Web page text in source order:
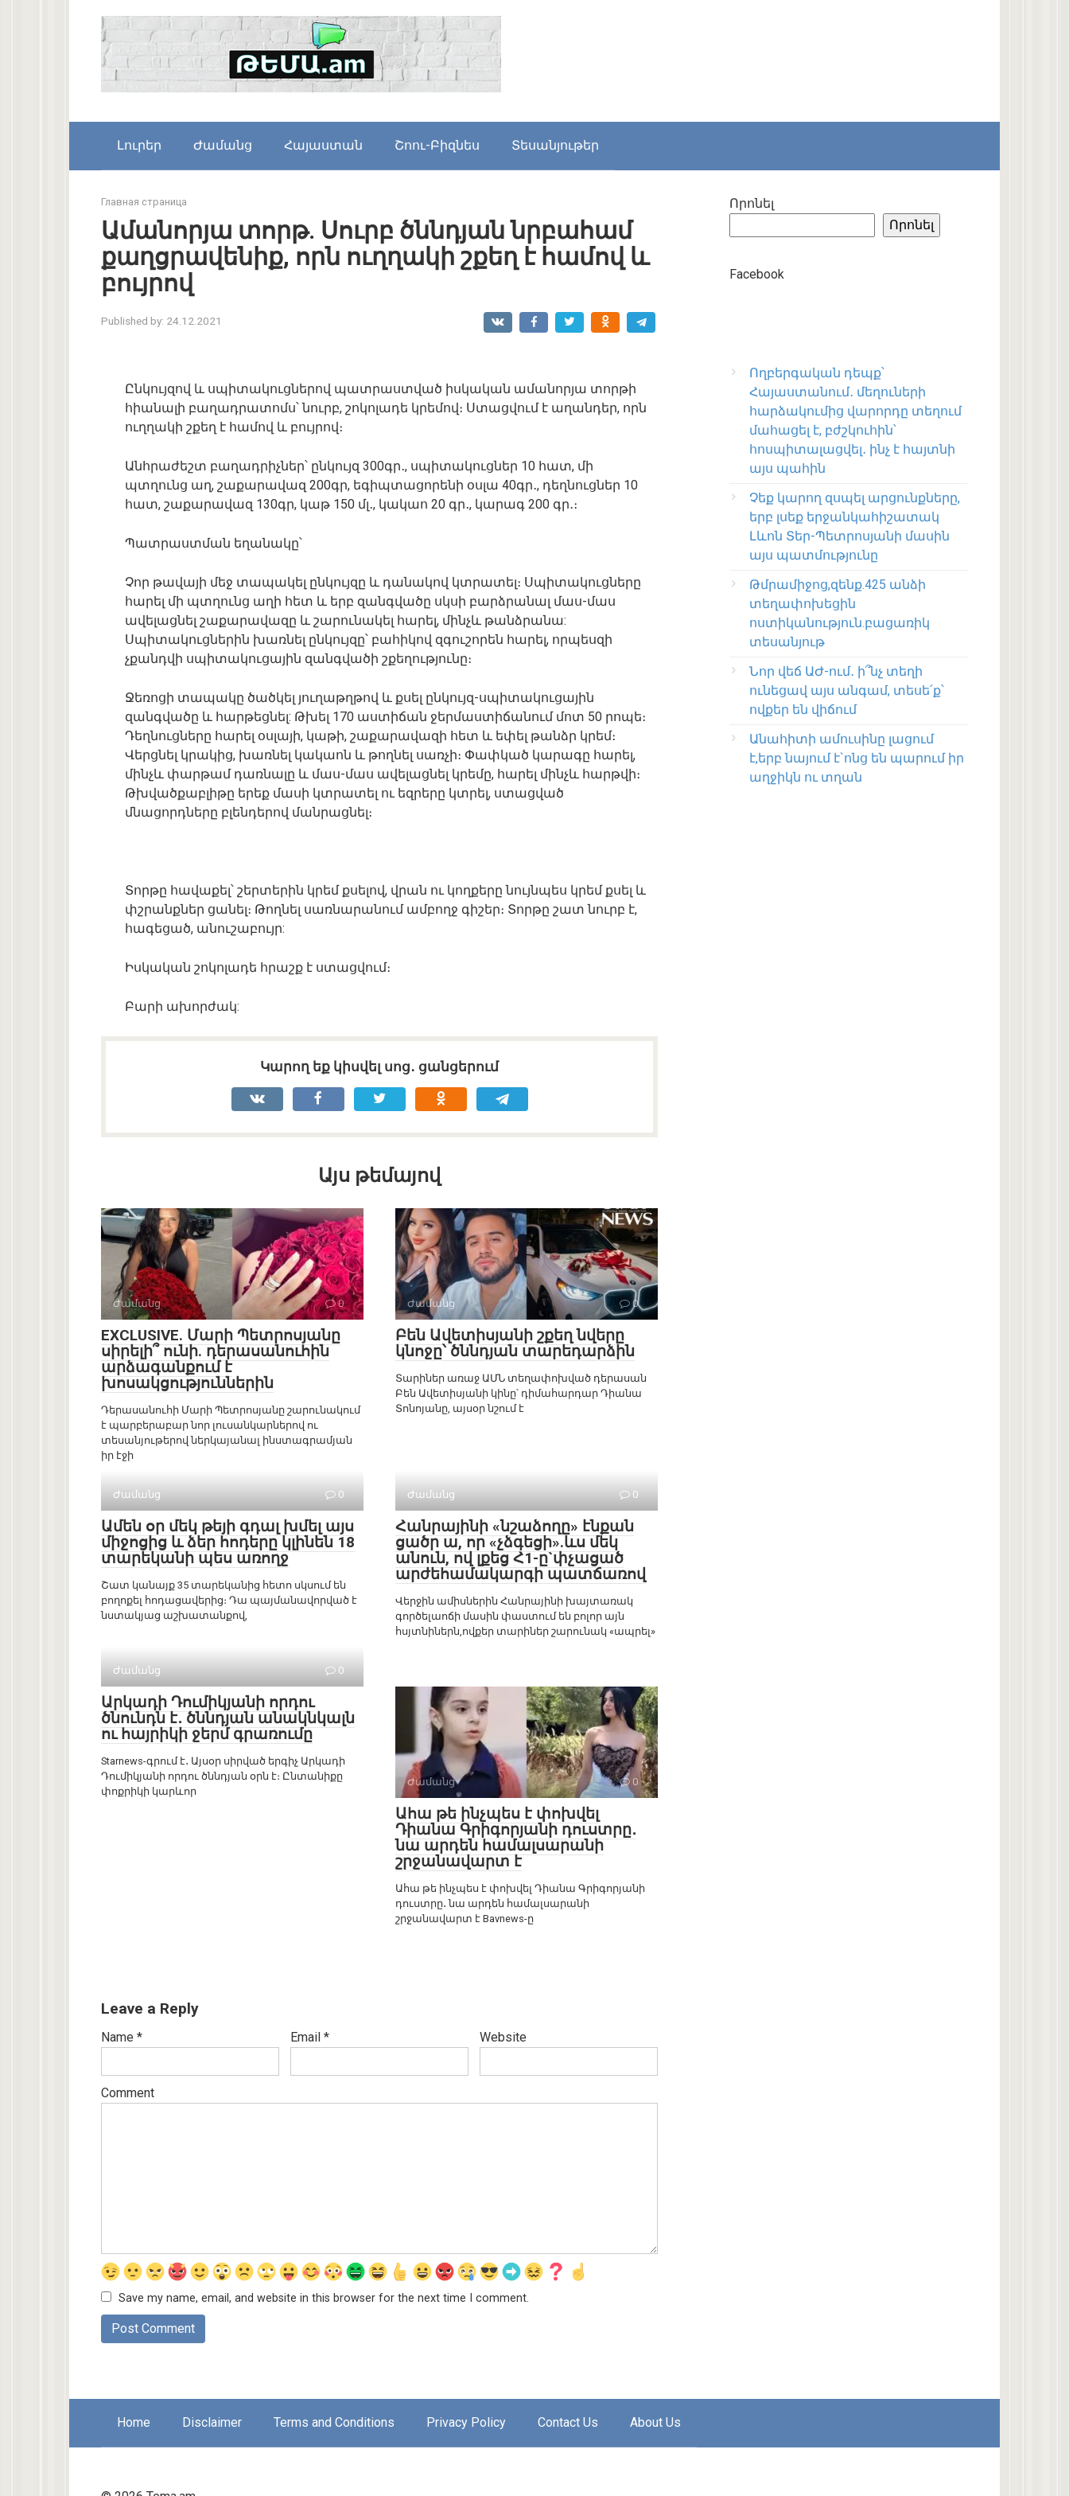
Լուրեր Ժամանց Հայաստան Շոու-Բիզնես Տեսանյութեր
Главная страница
Ամանորյա տորթ. Սուրբ ծննդյան նրբահամ
քաղցրավենիք, որն ուղղակի շքեղ է համով և
բույրով
Published by: 24.12.2021
Ընկույզով և սպիտակուցներով պատրաստված իսկական ամանորյա տորթի
հիանալի բաղադրատոմս՝ նուրբ, շոկոլադե կրեմով։ Ստացվում է աղանդեր, որն
ուղղակի շքեղ է համով և բույրով։
Անհրաժեշտ բաղադրիչներ՝ ընկույզ 300գր․, սպիտակուցներ 10 հատ, մի
պտղունց աղ, շաքարավազ 200գր, եգիպտացորենի օսլա 40գր․, դեղնուցներ 10
հատ, շաքարավազ 130գր, կաթ 150 մլ․, կակաո 20 գր․, կարագ 200 գր․։
Պատրաստման եղանակը՝
Չոր թավայի մեջ տապակել ընկույզը և դանակով կտրատել։ Սպիտակուցները
հարել մի պտղունց աղի հետ և երբ զանգվածը սկսի բարձրանալ մաս-մաս
ավելացնել շաքարավազը և շարունակել հարել, մինչև թանձրանա:
Սպիտակուցներին խառնել ընկույզը՝ բահիկով զգուշորեն հարել, որպեսզի
չքանդվի սպիտակուցային զանգվածի շքեղությունը։
Ջեռոցի տապակը ծածկել յուղաթղթով և քսել ընկույզ-սպիտակուցային
զանգվածը և հարթեցնել: Թխել 170 աստիճան ջերմաստիճանում մոտ 50 րոպե։
Դեղնուցները հարել օսլայի, կաթի, շաքարավազի հետ և եփել թանձր կրեմ։
Վերցնել կրակից, խառնել կակաոն և թողնել սառչի։ Փափկած կարագը հարել,
մինչև փարթամ դառնալը և մաս-մաս ավելացնել կրեմը, հարել մինչև հարթվի։
Թխվածքաբլիթը երեք մասի կտրատել ու եզրերը կտրել, ստացված
մնացորդները բլենդերով մանրացնել։
Տորթը հավաքել՝ շերտերին կրեմ քսելով, վրան ու կողքերը նույնպես կրեմ քսել և
փշրանքներ ցանել։ Թողնել սառնարանում ամբողջ գիշեր։ Տորթը շատ նուրբ է,
հագեցած, անուշաբույր:
Իսկական շոկոլադե հրաշք է ստացվում։
Բարի ախորժակ:
Կարող եք կիսվել սոց․ ցանցերում
Այս թեմայով
Ժամանց 0
EXCLUSIVE. Մարի Պետրոսյանը
սիրելի՞ ունի. դերասանուհին
արձագանքում է
խոսակցություններին
Դերասանուհի Մարի Պետրոսյանը շարունակում
է պարբերաբար նոր լուսանկարներով ու
տեսանյութերով ներկայանալ ինստագրամյան
իր էջի
Ժամանց 0
Բեն Ավետիսյանի շքեղ նվերը
կնոջը՝ ծննդյան տարեդարձին
Տարիներ առաջ ԱՄՆ տեղափոխված դերասան
Բեն Ավետիսյանի կինը՝ դիմահարդար Դիանա
Տոնոյանը, այսօր նշում է
Ժամանց 0
Ամեն օր մեկ թեյի գդալ խմել այս
միջոցից և ձեր հոդերը կլինեն 18
տարեկանի պես առողջ
Շատ կանայք 35 տարեկանից հետո սկսում են
բողոքել հոդացավերից։ Դա պայմանավորված է
նստակյաց աշխատանքով,
Ժամանց 0
Հանրայինի «նշաձողը» էնքան
ցածր ա, որ «չձգեցի».ևս մեկ
անուն, ով լքեց Հ1-ը`փչացած
արժեհամակարգի պատճառով
Վերջին ամիսներին Հանրայինի խայտառակ
գործելաոճի մասին փաստում են բոլոր այն
հսյտնիներն,ովքեր տարիներ շարունակ «ապրել»
Ժամանց 0
Արկադի Դումիկյանի որդու
ծնունդն է․ ծննդյան անակնկալն
ու հայրիկի ջերմ գրառումը
Starnews-գրում է․ Այսօր սիրված երգիչ Արկադի
Դումիկյանի որդու ծննդյան օրն է։ Ընտանիքը
փոքրիկի կարևոր
Ժամանց 0
Ահա թե ինչպես է փոխվել
Դիանա Գրիգորյանի դուստրը․
նա արդեն համալսարանի
շրջանավարտ է
Ահա թե ինչպես է փոխվել Դիանա Գրիգորյանի
դուստրը․ նա արդեն համալսարանի
շրջանավարտ է Bavnews-ը
Leave a Reply
Name * Email * Website
Comment
Save my name, email, and website in this browser for the next time I comment.
Որոնել
Որոնել
Facebook
Ողբերգական դեպք՝
Հայաստանում․ մեղուների
հարձակումից վարորդը տեղում
մահացել է, բժշկուհին՝
հոսպիտալացվել․ ինչ է հայտնի
այս պահին
Չեք կարող զսպել արցունքները,
երբ լսեք երջանկահիշատակ
Լևոն Տեր-Պետրոսյանի մասին
այս պատմությունը
Թմրամիջոց,զենք.425 անձի
տեղափոխեցին
ոստիկանություն.բացառիկ
տեսանյութ
Նոր վեճ ԱԺ-ում․ ի՞նչ տեղի
ունեցավ այս անգամ, տեսե՛ք՝
ովքեր են վիճում
Անահիտի ամուսինը լացում
է,երբ նայում է`ոնց են պարում իր
աղջիկն ու տղան
Home Disclaimer Terms and Conditions Privacy Policy Contact Us About Us